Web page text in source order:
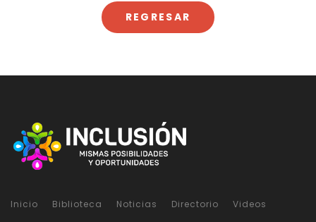
REGRESAR
Inicio Biblioteca Noticias Directorio Videos